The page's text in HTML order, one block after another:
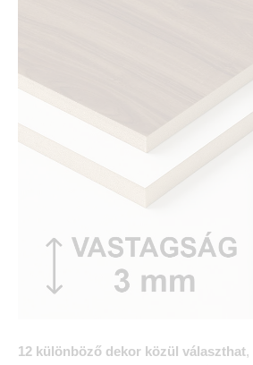
12 különböző dekor közül választhat,